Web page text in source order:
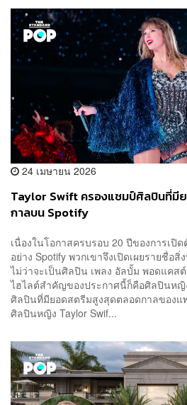
24 เมษายน 2026
Taylor Swift ครองแชมป์ศิลปินที่
กาลบน Spotify
เนื่องในโอกาสครบรอบ 20 ปีของการเปิ
อย่าง Spotify พวกเขาจึงเปิดเผยรายชื่อ
ไม่ว่าจะเป็นศิลปิน เพลง อัลบั้ม พอดแคส
ไฮไลต์สำคัญของประกาศนี้ก็คือศิลปินหญิ
ศิลปินที่มียอดสตรีมสูงสุดตลอดกาลของ
ศิลปินหญิง Taylor Swif...